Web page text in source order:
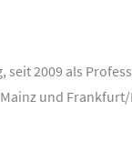
seit 2009 als
und